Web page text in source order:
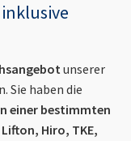
inklusive
unserer
Sie haben die
einer bestimmten
Hiro, TKE,